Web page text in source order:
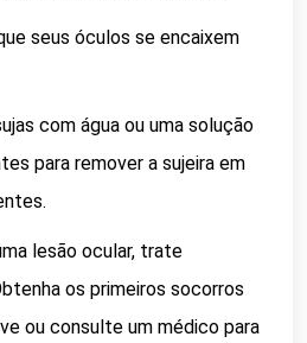
seus óculos se encaixem
com água ou uma solução
para remover a sujeira em
lesão ocular, trate
os primeiros socorros
ou consulte um médico para